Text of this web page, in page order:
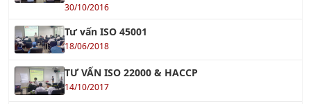
30/10/2016
Tư vấn ISO 45001
18/06/2018
TƯ VẤN ISO 22000 & HACCP
14/10/2017